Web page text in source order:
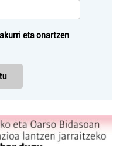
eta onartzen